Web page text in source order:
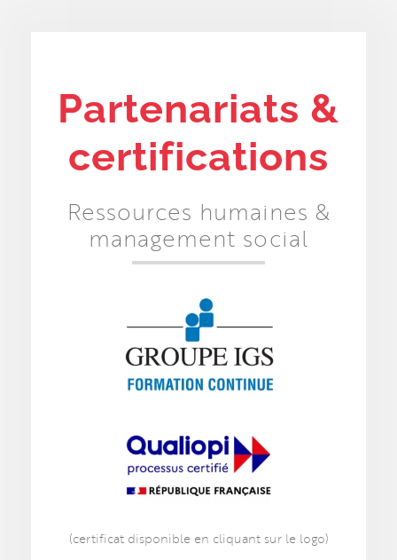
Partenariats &
certifications
Ressources humaines &
management social
(certificat disponible en cliquant sur le logo)